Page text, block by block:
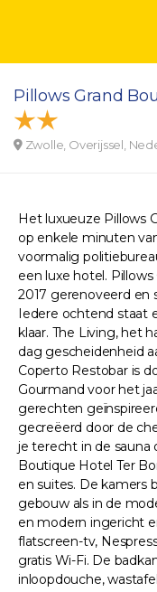
Pillows Grand
Zwolle, Overijssel,
Het luxueuze Pillows
op enkele minuten
voormalig
een luxe hotel.
2017 gerenoveerd en
Iedere ochtend staat
klaar. The Living, het
dag gescheidenheid
Coperto Restobar is
Gourmand voor het
gerechten
gecreëerd door de
je terecht in de sauna
Boutique Hotel Ter
en suites. De kamers
gebouw als in de
en modern ingericht
flatscreen-tv,
gratis Wi-Fi. De
inloopdouche,